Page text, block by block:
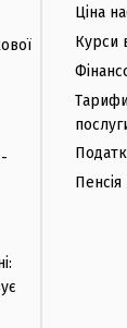
Ціна
Курси
Пенсія